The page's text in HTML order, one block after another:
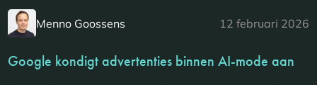
Menno Goossens 12 februari 2026
Google kondigt advertenties binnen AI-mode aan